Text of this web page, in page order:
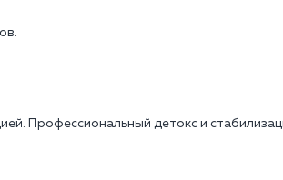
Профессиональный детокс и